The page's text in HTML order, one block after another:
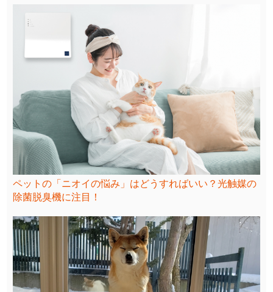
ペットの「ニオイの悩み」はどうすればいい？光触媒の
除菌脱臭機に注目！